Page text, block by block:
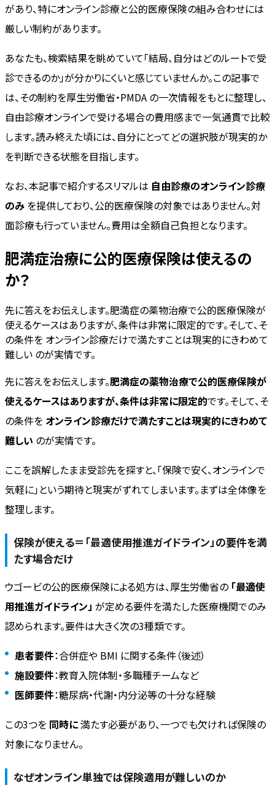
があり、特にオンライン診療と公的医療保険の組み合わせには
厳しい制約があります。
あなたも、検索結果を眺めていて「結局、自分はどのルートで受
診できるのか」が分かりにくいと感じていませんか。この記事で
は、その制約を厚生労働省・PMDA の一次情報をもとに整理し、
自由診療オンラインで受ける場合の費用感まで一気通貫で比較
します。読み終えた頃には、自分にとってどの選択肢が現実的か
を判断できる状態を目指します。
なお、本記事で紹介するスリマルは 自由診療のオンライン診療
のみ を提供しており、公的医療保険の対象ではありません。対
面診療も行っていません。費用は全額自己負担となります。
肥満症治療に公的医療保険は使えるの
か？
先に答えをお伝えします。肥満症の薬物治療で公的医療保険が
使えるケースはありますが、条件は非常に限定的です。そして、そ
の条件を オンライン診療だけで満たすことは現実的にきわめて
難しい のが実情です。
先に答えをお伝えします。肥満症の薬物治療で公的医療保険が
使えるケースはありますが、条件は非常に限定的です。そして、そ
の条件を オンライン診療だけで満たすことは現実的にきわめて
難しい のが実情です。
ここを誤解したまま受診先を探すと、「保険で安く、オンラインで
気軽に」という期待と現実がずれてしまいます。まずは全体像を
整理します。
保険が使える＝「最適使用推進ガイドライン」の要件を満
たす場合だけ
ウゴービの公的医療保険による処方は、厚生労働省の 「最適使
用推進ガイドライン」 が定める要件を満たした医療機関でのみ
認められます。要件は大きく次の3種類です。
患者要件：合併症や BMI に関する条件（後述）
施設要件：教育入院体制・多職種チームなど
医師要件：糖尿病・代謝・内分泌等の十分な経験
この3つを 同時に満たす必要があり、一つでも欠ければ保険の
対象になりません。
なぜオンライン単独では保険適用が難しいのか